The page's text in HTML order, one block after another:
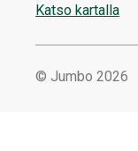
Katso kartalla
© Jumbo 2026